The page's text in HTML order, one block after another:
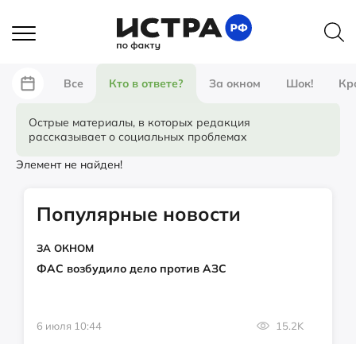
Все Кто в ответе? За окном Шок!
Острые материалы, в которых редакция
рассказывает о социальных проблемах
Элемент не найден!
Популярные новости
ЗА ОКНОМ
ФАС возбудило дело против АЗС
6 июля 10:44 15.2K